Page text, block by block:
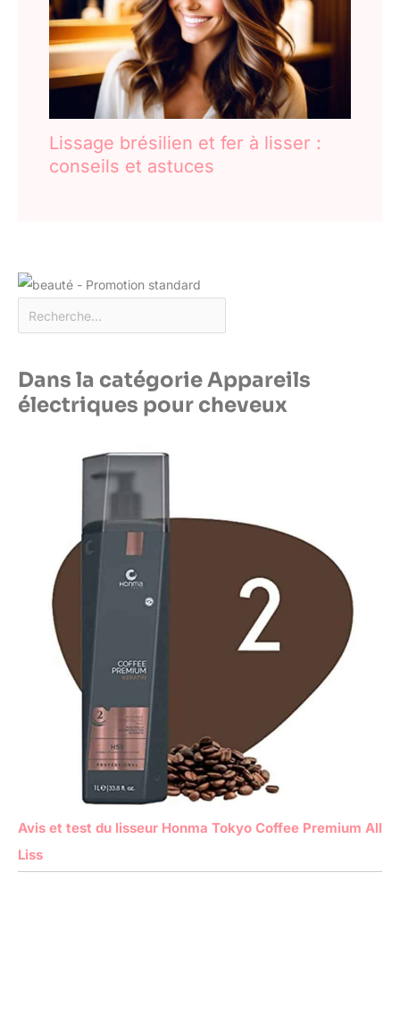
Lissage brésilien et fer à lisser :
conseils et astuces
Dans la catégorie Appareils
électriques pour cheveux
Avis et test du lisseur Honma Tokyo Coffee Premium All
Liss